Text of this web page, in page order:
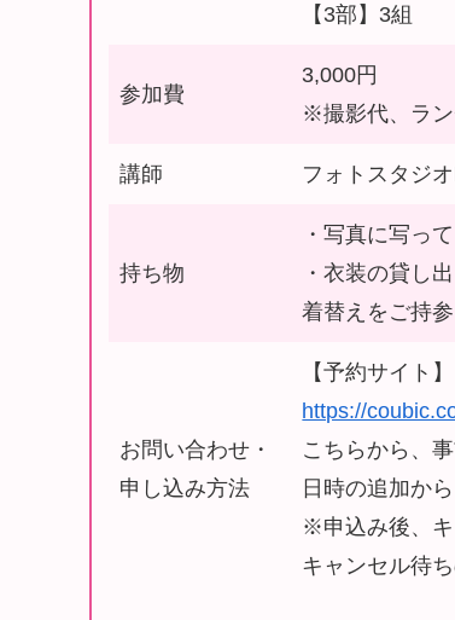
【3部】3組
参加費
3,000円
※撮影代、ラ
講師 フォトスタジ
持ち物
・写真に写っ
・衣装の貸し
着替えをご持
お問い合わせ・
申し込み方法
【予約サイト】
https://
こちらから、
日時の追加か
※申込み後、キ
キャンセル待